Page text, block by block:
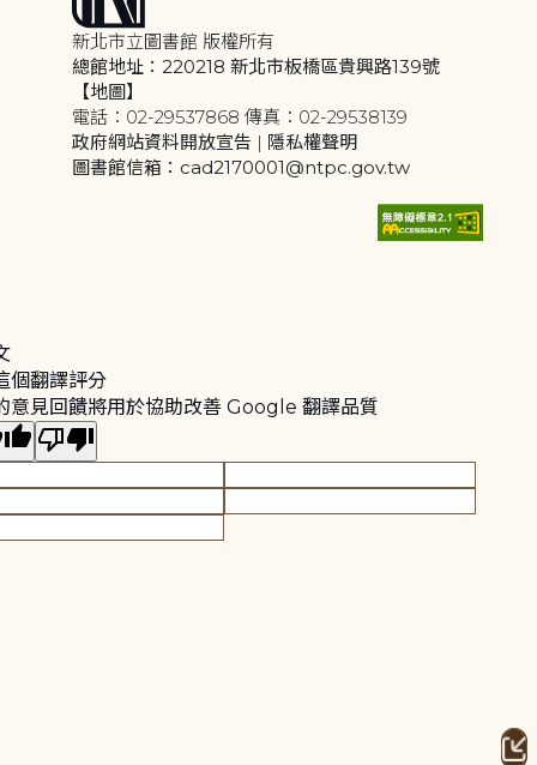
新北市立圖書館 版權所有
總館地址：220218 新北市板橋區貴興路139號
【地圖】
電話：02-29537868 傳真：02-29538139
政府網站資料開放宣告 | 隱私權聲明
圖書館信箱：cad2170001@ntpc.gov.tw
個翻譯評分
意見回饋將用於協助改善 Google 翻譯品質